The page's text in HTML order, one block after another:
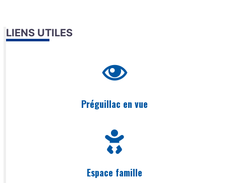
LIENS UTILES
Préguillac en vue
Espace famille